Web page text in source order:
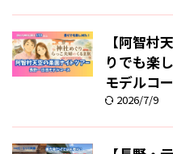
【阿智村
りでも楽
モデルコ
2026/7/9